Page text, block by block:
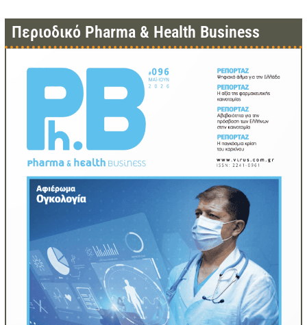
Περιοδικό Pharma & Health Business